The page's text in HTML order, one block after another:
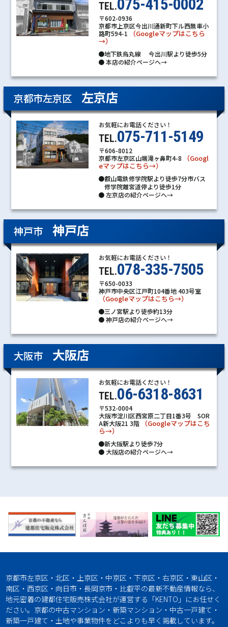
TEL.075-415-0002
〒602-0936
京都市上京区今出川通新町下ル西無車小
路町594-1
（Googleマップはこちら
→）
●地下鉄烏丸線 今出川駅より徒歩5分
●本店の紹介ページへ→
京都市左京区 左京店
お気軽にお電話ください！
TEL.075-711-5149
〒606-8012
京都市左京区山端滝ヶ鼻町4-8
（Googl
eマップはこちら→）
●叡山電鉄修学院駅より徒歩7分市バス
修学院離宮道停より徒歩1分
●左京店の紹介ページへ→
神戸市 神戸店
お気軽にお電話ください！
TEL.078-335-7505
〒650-0033
神戸市中央区江戸町104番地 403号室
（Googleマップはこちら→）
●三ノ宮駅より徒歩約13分
●神戸店の紹介ページへ→
大阪市 大阪店
お気軽にお電話ください！
TEL.06-6318-8631
〒532-0004
大阪市淀川区西宮原二丁目1番3号 SOR
A新大阪21 3階
（Googleマップはこち
ら→）
●新大阪駅より徒歩7分
●大阪店の紹介ページへ→
京都市左京区・北区・上京区・中京区・下京区・右京区・東山区・
南区・西京区・向日市・長岡京市・比叡平の最新不動産情報なら、
地元密着の建都住宅販売株式会社が運営する「KENTO」にお任せく
ださい。京都の中古マンション・新築マンション・中古一戸建て・
新築一戸建て・土地や事業物件をどこよりも早く掲載しています。